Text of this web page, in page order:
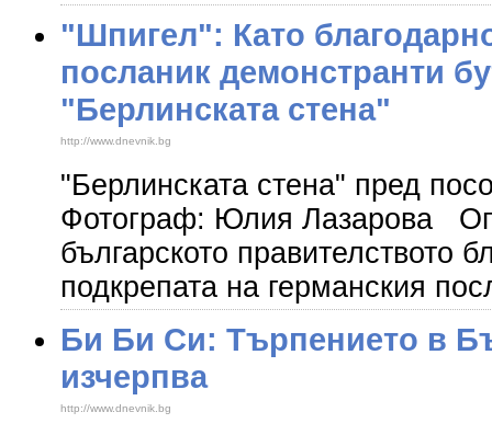
"Шпигел": Като
посланик демонстранти
"Берлинската стена"
http://www.dnevnik.bg
"Берлинската стена" пред
Фотограф: Юлия Лазарова
българското правителството
подкрепата на германския
Би Би Си: Търпението в
изчерпва
http://www.dnevnik.bg